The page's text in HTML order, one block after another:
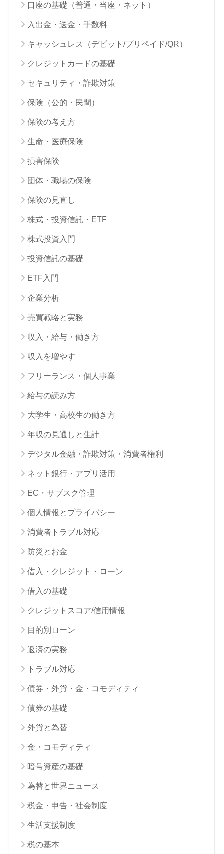
口座の基礎（普通・当座・ネット）
入出金・送金・手数料
キャッシュレス（デビット/プリペイド/QR）
クレジットカードの基礎
セキュリティ・詐欺対策
保険（公的・民間）
保険の考え方
生命・医療保険
損害保険
団体・職場の保険
保険の見直し
株式・投資信託・ETF
株式投資入門
投資信託の基礎
ETF入門
企業分析
売買戦略と実務
収入・給与・働き方
収入を増やす
フリーランス・個人事業
給与の読み方
大学生・高校生の働き方
年収の見通しと生計
デジタル金融・詐欺対策・消費者権利
ネット銀行・アプリ活用
EC・サブスク管理
個人情報とプライバシー
消費者トラブル対応
防災とお金
借入・クレジット・ローン
借入の基礎
クレジットスコア/信用情報
目的別ローン
返済の実務
トラブル対応
債券・外貨・金・コモディティ
債券の基礎
外貨と為替
金・コモディティ
暗号資産の基礎
為替と世界ニュース
税金・申告・社会制度
生活支援制度
税の基本